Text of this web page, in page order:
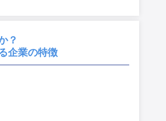
？
企業の特徴